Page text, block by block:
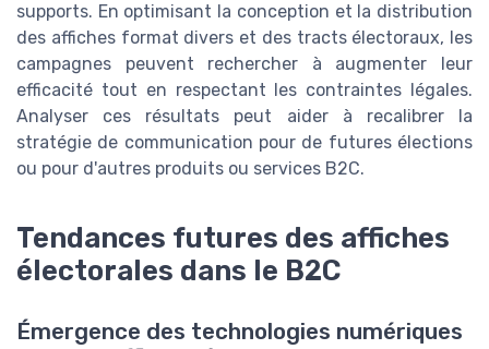
supports. En optimisant la conception et la distribution
des affiches format divers et des tracts électoraux, les
campagnes peuvent rechercher à augmenter leur
efficacité tout en respectant les contraintes légales.
Analyser ces résultats peut aider à recalibrer la
stratégie de communication pour de futures élections
ou pour d'autres produits ou services B2C.
Tendances futures des affiches
électorales dans le B2C
Émergence des technologies numériques